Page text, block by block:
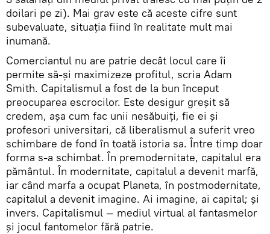
doilari pe zi). Mai grav este că aceste cifre sunt
subevaluate, situaţia fiind în realitate mult mai
inumană.
Comerciantul nu are patrie decât locul care îi
permite să-şi maximizeze profitul, scria Adam
Smith. Capitalismul a fost de la bun început
preocuparea escrocilor. Este desigur greşit să
credem, aşa cum fac unii nesăbuiţi, fie ei şi
profesori universitari, că liberalismul a suferit vreo
schimbare de fond în toată istoria sa. Între timp doar
forma s-a schimbat. În premodernitate, capitalul era
pământul. În modernitate, capitalul a devenit marfă,
iar când marfa a ocupat Planeta, în postmodernitate,
capitalul a devenit imagine. Ai imagine, ai capital; şi
invers. Capitalismul — mediul virtual al fantasmelor
şi jocul fantomelor fără patrie.